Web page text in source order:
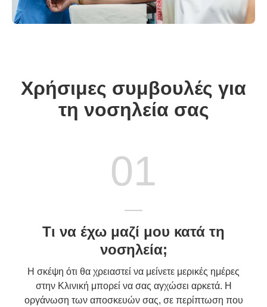
Χρήσιμες συμβουλές για
τη νοσηλεία σας
01
Τι να έχω μαζί μου κατά τη
νοσηλεία;
Η σκέψη ότι θα χρειαστεί να μείνετε μερικές ημέρες
στην Κλινική μπορεί να σας αγχώσει αρκετά. Η
οργάνωση των αποσκευών σας, σε περίπτωση που